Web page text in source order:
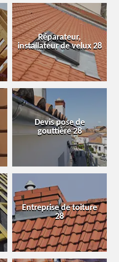
Réparateur,
installateur de velux 28
Devis pose de
gouttière 28
Entreprise de toiture
28